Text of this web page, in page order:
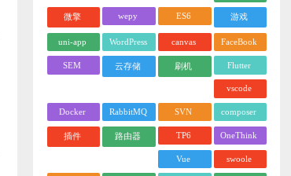
微擎 wepy ES6 游戏
uni-app WordPress canvas FaceBook
SEM 云存储 刷机 Flutter
vscode
Docker RabbitMQ SVN composer
插件 路由器 TP6 OneThink
Vue swoole